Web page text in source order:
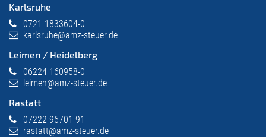
Karlsruhe
0721 1833604-0
karlsruhe@amz-steuer.de
Leimen / Heidelberg
06224 160958-0
leimen@amz-steuer.de
Rastatt
07222 96701-91
rastatt@amz-steuer.de